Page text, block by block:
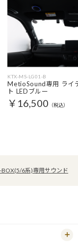
KTX-MS-LG01-B
MetioSound専用 ライ
ト LEDブルー
￥16,500 （税込）
BOX(5/6系)専用サウンド